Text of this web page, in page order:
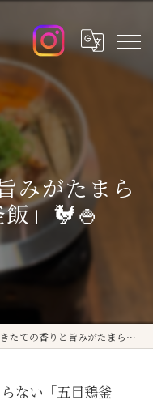
みがたまら
」🐓🍚
ての香りと旨みがたまらない「五目鶏釜飯」🐓🍚
ない「五目鶏釜